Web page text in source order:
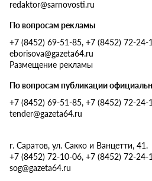
redaktor@sarnovosti.ru
По вопросам рекламы
+7 (8452) 69-51-85, +7 (8452) 72-24-
eborisova@gazeta64.ru
Размещение рекламы
По вопросам публикации
+7 (8452) 69-51-85, +7 (8452) 72-24-
tender@gazeta64.ru
г. Саратов, ул. Сакко и Ванцетти, 41.
+7 (8452) 72-10-06, +7 (8452) 72-24-
sog@gazeta64.ru